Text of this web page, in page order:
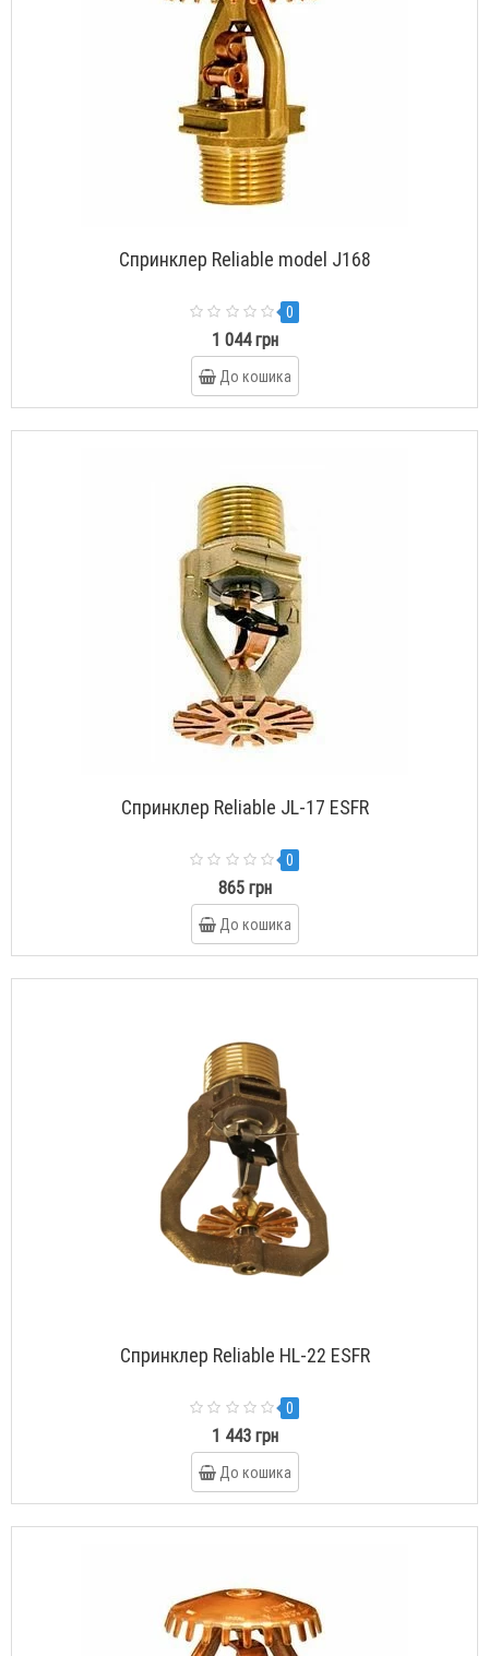
Спринклер Reliable model J168
0
1 044 грн
До кошика
Спринклер Reliable JL-17 ESFR
0
865 грн
До кошика
Спринклер Reliable HL-22 ESFR
0
1 443 грн
До кошика